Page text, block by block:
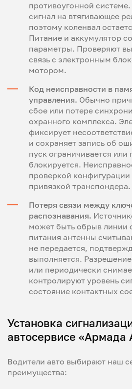
противоугонной
сигнал на втягивающее
поэтому коленвал
Питание и аккумулятор
параметры. Проверяют
связь с электронным
мотором.
Код неисправности в
управления. Обычно
сбое или потере
охранного комплекса.
фиксирует
и сохраняет запись об
пуск ограничивается или
блокируется.
проверкой
привязкой транспондера.
Потеря связи между
распознавания.
может быть обрыв линии
питания антенны
не передается,
выполняется. Разрешение
или периодически
контролируют уровень
состояние контактных
Установка
автосервисе «Армада
Водители авто выбирают наш
преимущества: